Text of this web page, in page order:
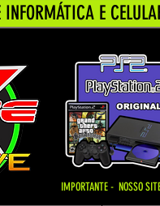
IMPORTANTE - NOSSO
E